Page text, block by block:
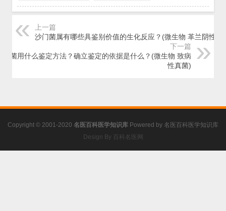
上一篇
沙门菌属有哪些具鉴别价值的生化反应？(微生物 革兰阴性菌)
下一篇
刀菌用什么鉴定方法？确立鉴定的依据是什么？(微生物 致病
性真菌)
Copyright © 2001-2020 名医百科医学知识库 Powered by 名医百科医学知识库
Design By 百科名医网